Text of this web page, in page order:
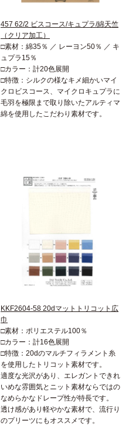
457 62/2 ビスコース/キュプラ/綿天竺
（クリア加工）
□素材：綿35％ ／ レーヨン50％ ／ キ
ュプラ15％
□カラー：計20色展開
□特徴：シルクの様なキメ細かいマイ
クロビスコース、マイクロキュプラに
毛羽を極限まで取り除いたアルティマ
綿を使用したこだわり素材です。
KKF2604-58 20dマットトリコット広
巾
□素材：ポリエステル100％
□カラー：計16色展開
□特徴：20dのマルチフィラメント糸
を使用したトリコット素材です。
適度な光沢があり、エレガントできれ
いめな雰囲気とニット素材ならではの
なめらかなドレープ性が特長です。
透け感があり軽やかな素材で、流行り
のプリーツにもオススメです。